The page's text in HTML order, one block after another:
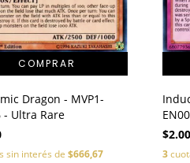
Dragon - MVP1-
- Ultra Rare
sin interés de $666,67 3